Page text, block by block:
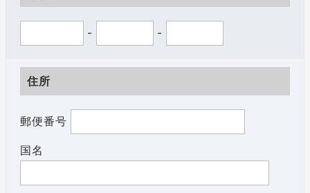
- -
住所
郵便番号
国名